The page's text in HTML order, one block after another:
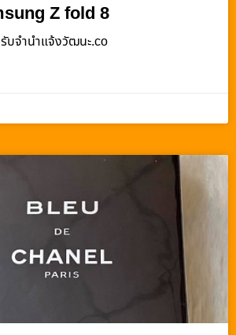
Z fold 8
บจํานําแจ้งวัฒนะ.co